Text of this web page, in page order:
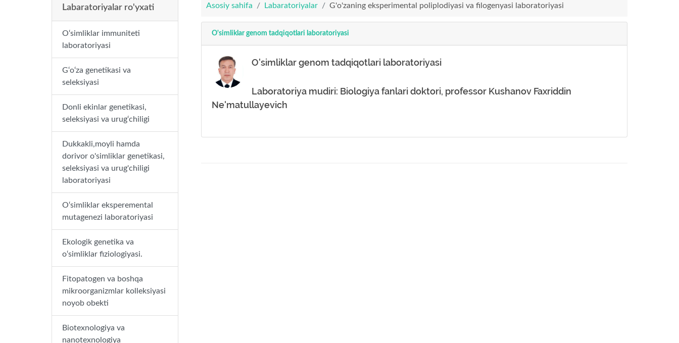
Asosiy sahifa Labaratoriyalar G'o'zaning eksperimental poliplodiyasi va filogenyasi laboratoriyasi
O'simliklar genom tadqiqotlari laboratoriyasi
O'simliklar genom tadqiqotlari laboratoriyasi
Laboratoriya mudiri: Biologiya fanlari doktori, professor Kushanov Faxriddin
Ne'matullayevich
Labaratoriyalar ro'yxati
O‘simliklar immuniteti
laboratoriyasi
G‘o‘za genetikasi va
seleksiyasi
Donli ekinlar genetikasi,
seleksiyasi va urug‘chiligi
Dukkakli,moyli hamda
dorivor o'simliklar genetikasi,
seleksiyasi va urug'chiligi
laboratoriyasi
O‘simliklar eksperemental
mutagenezi laboratoriyasi
Ekologik genetika va
o‘simliklar fiziologiyasi.
Fitopatogen va boshqa
mikroorganizmlar kolleksiyasi
noyob obekti
Biotexnologiya va
nanotexnologiya